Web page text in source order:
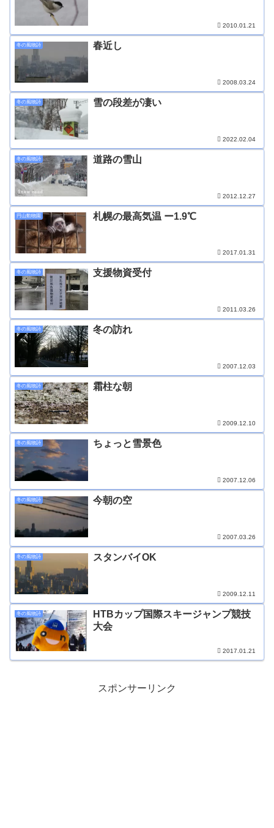
2010.01.21
冬の風物詩 春近し
2008.03.24
冬の風物詩 雪の段差が凄い
2022.02.04
冬の風物詩 道路の雪山
2012.12.27
円山動物園 札幌の最高気温 ー1.9℃
2017.01.31
冬の風物詩 支援物資受付
2011.03.26
冬の風物詩 冬の訪れ
2007.12.03
冬の風物詩 霜柱な朝
2009.12.10
冬の風物詩 ちょっと雪景色
2007.12.06
冬の風物詩 今朝の空
2007.03.26
冬の風物詩 スタンバイOK
2009.12.11
冬の風物詩
HTBカップ国際スキージャンプ競技
大会
2017.01.21
スポンサーリンク